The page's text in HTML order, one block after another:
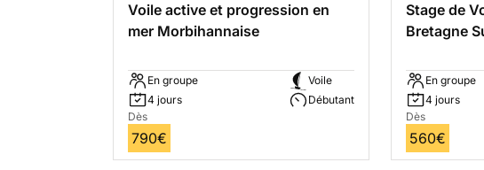
Voile active et progression en
mer Morbihannaise
En groupe
4 jours
Voile
Débutant
Dès
790€
Stage de
Bretagne
En groupe
4 jours
Dès
560€